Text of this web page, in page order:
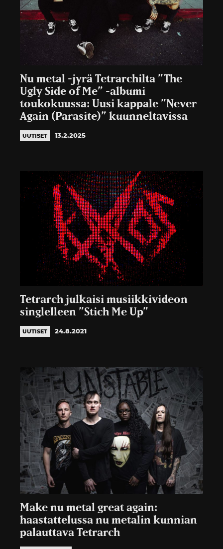
Nu metal -jyrä Tetrarchilta ”The
Ugly Side of Me” -albumi
toukokuussa: Uusi kappale ”Never
Again (Parasite)” kuunneltavissa
UUTISET 13.2.2025
Tetrarch julkaisi musiikkivideon
singlelleen ”Stich Me Up”
UUTISET 24.8.2021
Make nu metal great again:
haastattelussa nu metalin kunnian
palauttava Tetrarch